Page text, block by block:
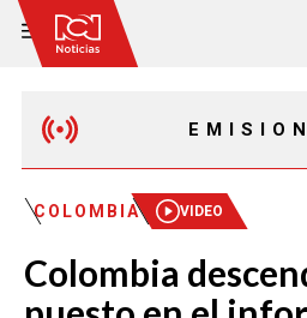
MAÑANA
EMISIÓN
COLOMBIA VIDEO
Colombia